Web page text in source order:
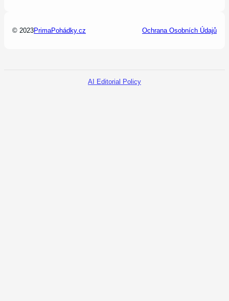
© 2023PrimaPohádky.cz Ochrana Osobních Údajů
AI Editorial Policy